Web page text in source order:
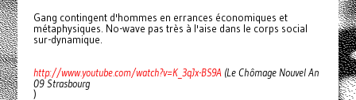
Gang contingent d'hommes en errances économiques et
métaphysiques. No-wave pas très à l'aise dans le corps social
sur-dynamique.
http://www.youtube.com/watch?v=K_3qJx-BS9A(Le Chômage Nouvel An
09 Strasbourg
)